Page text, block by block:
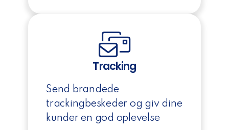
Tracking
Send brandede
trackingbeskeder og giv dine
kunder en god oplevelse